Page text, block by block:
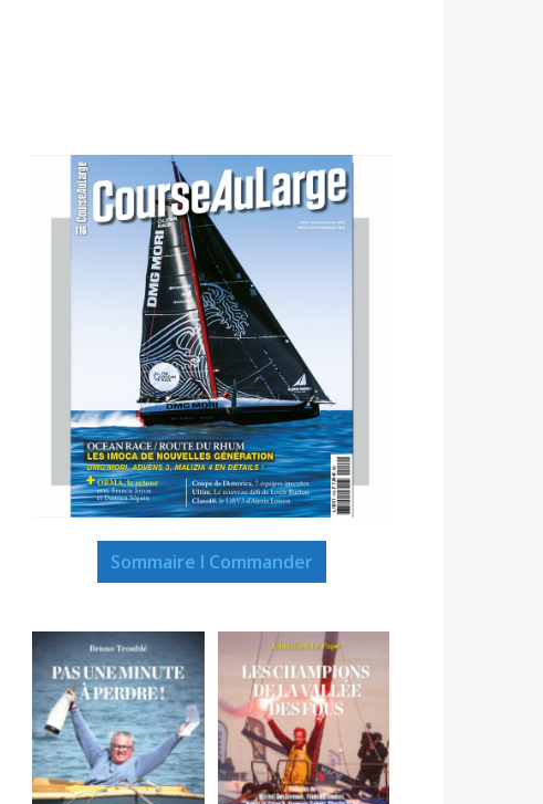
Sommaire I Commander